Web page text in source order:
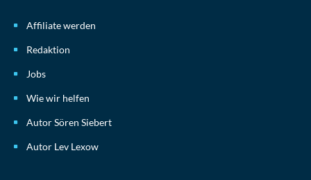
Affiliate werden
Redaktion
Jobs
Wie wir helfen
Autor Sören Siebert
Autor Lev Lexow